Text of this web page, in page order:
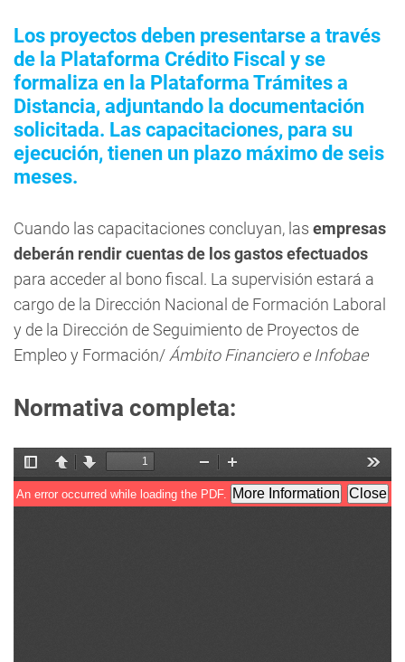
Los proyectos deben presentarse a través
de la Plataforma Crédito Fiscal y se
formaliza en la Plataforma Trámites a
Distancia, adjuntando la documentación
solicitada. Las capacitaciones, para su
ejecución, tienen un plazo máximo de seis
meses.
Cuando las capacitaciones concluyan, las empresas
deberán rendir cuentas de los gastos efectuados
para acceder al bono fiscal. La supervisión estará a
cargo de la Dirección Nacional de Formación Laboral
y de la Dirección de Seguimiento de Proyectos de
Empleo y Formación/ Ámbito Financiero e Infobae
Normativa completa: